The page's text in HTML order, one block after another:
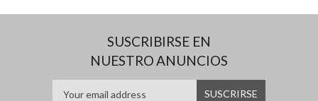
SUSCRIBIRSE EN
NUESTRO ANUNCIOS